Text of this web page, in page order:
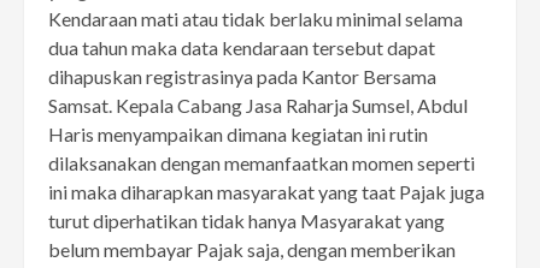
Kendaraan mati atau tidak berlaku minimal selama
dua tahun maka data kendaraan tersebut dapat
dihapuskan registrasinya pada Kantor Bersama
Samsat. Kepala Cabang Jasa Raharja Sumsel, Abdul
Haris menyampaikan dimana kegiatan ini rutin
dilaksanakan dengan memanfaatkan momen seperti
ini maka diharapkan masyarakat yang taat Pajak juga
turut diperhatikan tidak hanya Masyarakat yang
belum membayar Pajak saja, dengan memberikan